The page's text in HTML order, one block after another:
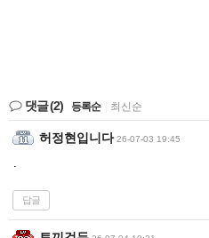
댓글(2) 등록순 최신순
허정현입니다 26-07-03 19:45
답글